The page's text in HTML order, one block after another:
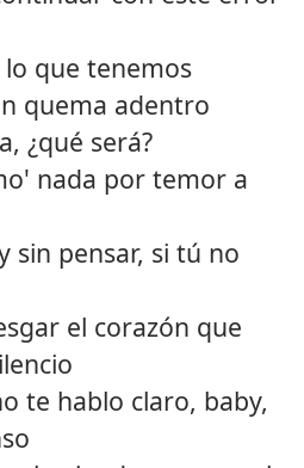
que tenemos
quema adentro
¿qué será?
nada por temor a
sin pensar, si tú no
el corazón que
te hablo claro, baby,